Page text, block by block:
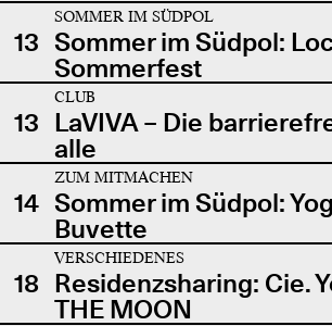
13
SOMMER IM SÜDPOL
Sommer im Südpol:
Sommerfest
13
CLUB
LaVIVA – Die
alle
14
ZUM MITMACHEN
Sommer im Südpol:
Buvette
18
VERSCHIEDENES
Residenzsharing: Cie.
THE MOON